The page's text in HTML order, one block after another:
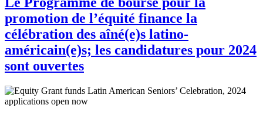
promotion de l’équité finance la
célébration des aîné(e)s latino-
américain(e)s; les candidatures pour 2024
sont ouvertes